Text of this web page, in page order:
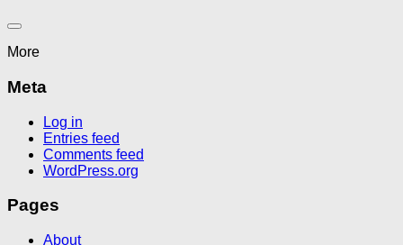
More
Meta
Log in
Entries feed
Comments feed
WordPress.org
Pages
About